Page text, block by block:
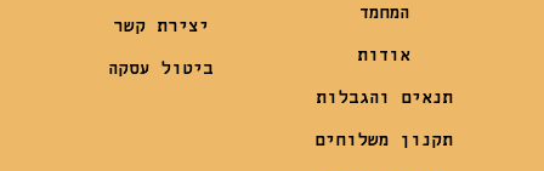
המחמד
אודות
תנאים והגבלות
תקנון משלוחים
יצירת קשר
ביטול עסקה